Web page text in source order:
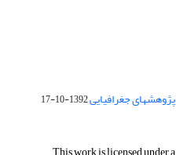
1392-10-17